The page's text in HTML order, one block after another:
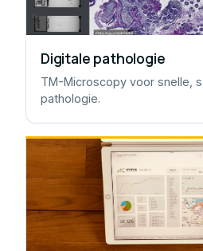
Digitale pathologie
TM-Microscopy voor snelle,
pathologie.